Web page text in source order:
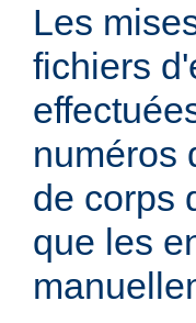
Les
fichiers
numéros
de corps
que les